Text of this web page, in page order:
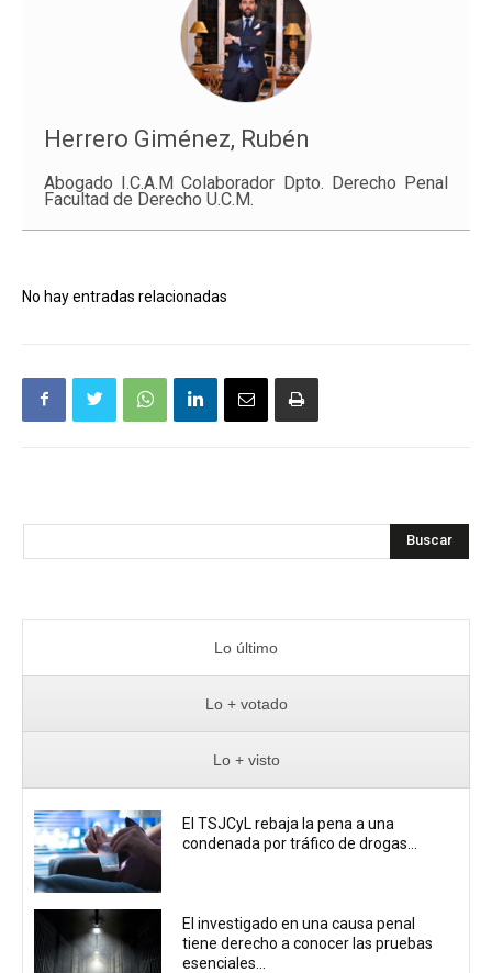
Herrero Giménez, Rubén
Abogado I.C.A.M Colaborador Dpto. Derecho Penal
Facultad de Derecho U.C.M.
No hay entradas relacionadas
Buscar
Lo último
Lo + votado
Lo + visto
El TSJCyL rebaja la pena a una
condenada por tráfico de drogas...
El investigado en una causa penal
tiene derecho a conocer las pruebas
esenciales...